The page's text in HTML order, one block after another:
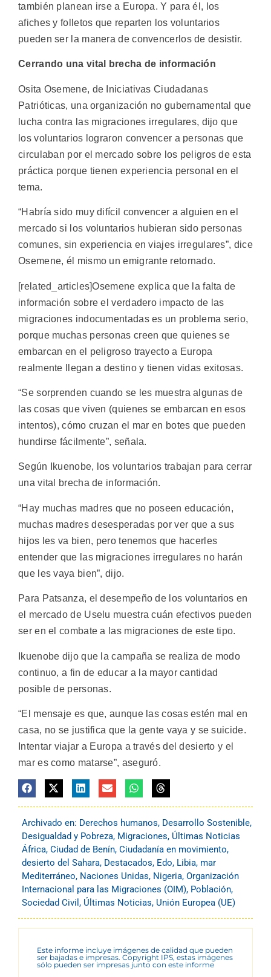
también planean irse a Europa. Y para él, los
afiches y folletos que reparten los voluntarios
pueden ser la manera de convencerlos de desistir.
Cerrando una vital brecha de información
Osita Osemene, de Iniciativas Ciudadanas
Patrióticas, una organización no gubernamental que
lucha contra las migraciones irregulares, dijo que
los voluntarios lograron convencer a personas que
circulaban por el mercado sobre los peligros de esta
práctica porque tienen experiencia personal en el
tema.
“Habría sido muy difícil convencer a alguien en el
mercado si los voluntarios hubieran sido personas
comunes, sin experiencia en viajes irregulares”, dice
Osemene, él mismo un emigrante retornado.
[related_articles]Osemene explica que la falta de
información sobre el verdadero impacto de las
migraciones indocumentadas es un problema serio,
porque muchas personas creen que quienes se
embarcan en el peligroso trayecto a Europa
realmente llegan a destino y tienen vidas exitosas.
“Se sorprenden cuando se les muestra algunas de
las cosas que viven (quienes se embarcan en esos
intentos), cómo cruzan el mar en botes que pueden
hundirse fácilmente”, señala.
Según Ikuenobe, los voluntarios trabajan para cerrar
una vital brecha de información.
“Hay muchas madres que no poseen educación,
muchas madres desesperadas por ver que a sus
hijos les va bien, pero tenemos que hacerles
entender que las migraciones irregulares no harán
que les vaya bien”, dijo.
Para Patsanza, el desempeño de los voluntarios en
el mercado de Uselu muestra cuán efectivos pueden
ser en el combate a las migraciones de este tipo.
Ikuenobe dijo que la campaña se realiza de modo
continuo, a fin de educar a la mayor cantidad
posible de personas.
“El mensaje es que, aunque las cosas estén mal en
casa, no se justifica que la gente vaya y se suicide.
Intentar viajar a Europa a través del desierto y el
mar es como matarse”, aseguró.
Archivado en: Derechos humanos, Desarrollo Sostenible,
Desigualdad y Pobreza, Migraciones, Últimas Noticias
África, Ciudad de Benín, Ciudadanía en movimiento,
desierto del Sahara, Destacados, Edo, Libia, mar
Mediterráneo, Naciones Unidas, Nigeria, Organización
Internacional para las Migraciones (OIM), Población,
Sociedad Civil , Últimas Noticias, Unión Europea (UE)
Este informe incluye imágenes de calidad que pueden
ser bajadas e impresas. Copyright IPS, estas imágenes
sólo pueden ser impresas junto con este informe